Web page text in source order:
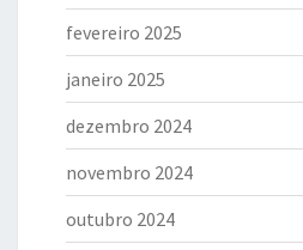
fevereiro 2025
janeiro 2025
dezembro 2024
novembro 2024
outubro 2024